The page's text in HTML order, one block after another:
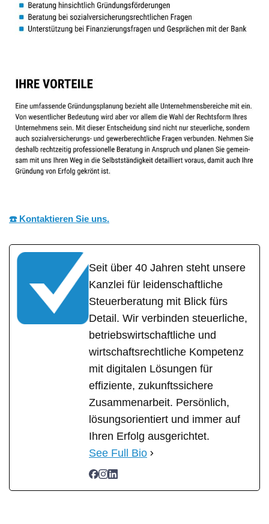
☎️ Kontaktieren Sie uns.
Seit über 40 Jahren steht unsere
Kanzlei für leidenschaftliche
Steuerberatung mit Blick fürs
Detail. Wir verbinden steuerliche,
betriebswirtschaftliche und
wirtschaftsrechtliche Kompetenz
mit digitalen Lösungen für
effiziente, zukunftssichere
Zusammenarbeit. Persönlich,
lösungsorientiert und immer auf
Ihren Erfolg ausgerichtet.
See Full Bio